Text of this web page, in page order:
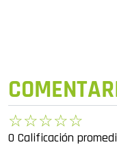
☆☆☆☆☆
0 Calificación